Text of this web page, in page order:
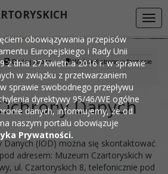
Drukuj stronę
Wyświetl stronę w formacie
Danych
Danych (IOD) można się skontaktować
adresem: Muzeum Czartoryskich w
ul. Czartoryskich 8, telefonicznie pod
obowiązywania przepisów
Europejskiego i Rady Unii
z dnia 27 kwietnia 2016 r. w sprawie
w związku z przetwarzaniem
sprawie swobodnego przepływu
dyrektywy 95/46/WE ogólne
danych, informujemy, że od
naszym portalu obowiązuje
Prywatności.